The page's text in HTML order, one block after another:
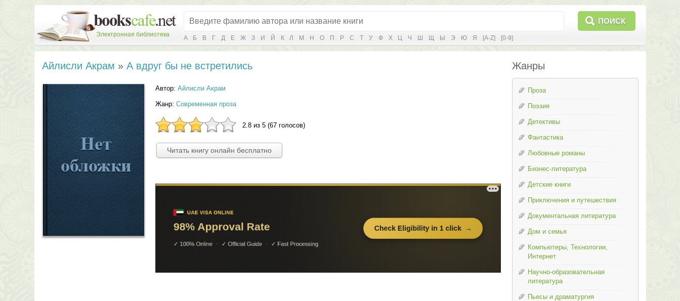
Электронная библиотека
ПОИСК
А Б В Г Д Е Ж З И Й К Л М Н О П Р С Т У Ф Х Ц Ч Ш Щ Ы Э Ю Я [A-Z] [0-9]
Айлисли Акрам » А вдруг бы не встретились
Автор: Айлисли Акрам
Жанр: Современная проза
2.8 из 5 (67 голосов)
Читать книгу онлайн бесплатно
Жанры
Проза
Поэзия
Детективы
Фантастика
Любовные романы
Бизнес-литература
Детские книги
Приключения и путешествия
Документальная литература
Дом и семья
Компьютеры, Технологии,
Интернет
Научно-образовательная
литература
Пьесы и драматургия